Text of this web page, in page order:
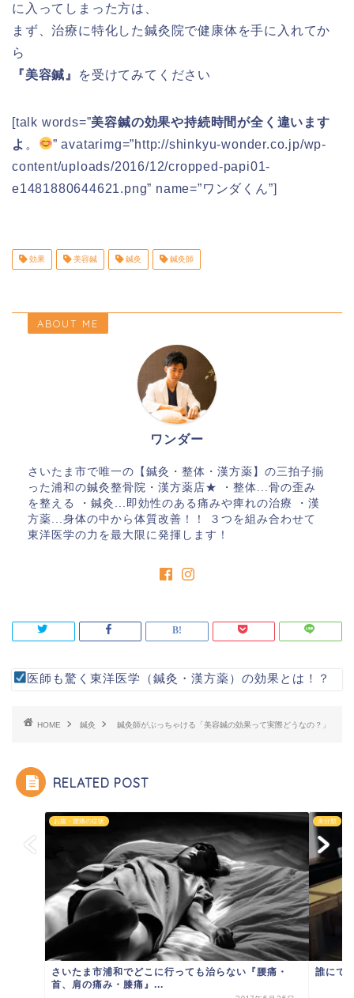
に入ってしまった方は、
まず、治療に特化した鍼灸院で健康体を手に入れてか
ら
『美容鍼』
を受けてみてください
[talk words=”美容鍼の効果や持続時間が全く違います
よ 。
” avatarimg=”http://shinkyu-wonder.co.jp/wp-
content/uploads/2016/12/cropped-papi01-
e1481880644621.png” name=”ワンダくん”]
効果 美容鍼 鍼灸 鍼灸師
ABOUT ME
ワンダー
さいたま市で唯一の【鍼灸・整体・漢方薬】の三拍子揃
った浦和の鍼灸整骨院・漢方薬店★ ・整体...骨の歪み
を整える ・鍼灸...即効性のある痛みや痺れの治療 ・漢
方薬...身体の中から体質改善！！ ３つを組み合わせて
東洋医学の力を最大限に発揮します！
医師も驚く東洋医学（鍼灸・漢方薬）の効果とは！？
HOME 鍼灸 鍼灸師がぶっちゃける「美容鍼の効果って実際どうなの？」
RELATED POST
お腹・腰痛の症状
さいたま市浦和でどこに行っても治らない『腰痛・
首、肩の痛み・膝痛』...
未分類
誰にで